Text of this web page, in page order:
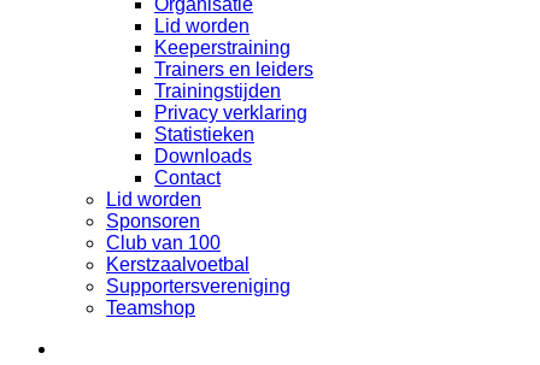
Organisatie
Lid worden
Keeperstraining
Trainers en leiders
Trainingstijden
Privacy verklaring
Statistieken
Downloads
Contact
Lid worden
Sponsoren
Club van 100
Kerstzaalvoetbal
Supportersvereniging
Teamshop